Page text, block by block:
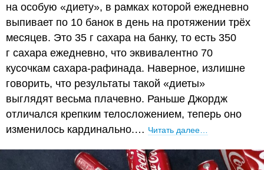
на особую «диету», в рамках которой ежедневно
выпивает по 10 банок в день на протяжении трёх
месяцев. Это 35 г сахара на банку, то есть 350
г сахара ежедневно, что эквивалентно 70
кусочкам сахара-рафинада. Наверное, излишне
говорить, что результаты такой «диеты»
выглядят весьма плачевно. Раньше Джордж
отличался крепким телосложением, теперь оно
изменилось кардинально.… Читать далее…